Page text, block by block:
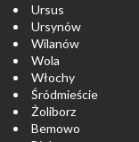
Ursus
Ursynów
Wilanów
Wola
Włochy
Śródmieście
Żoliborz
Bemowo